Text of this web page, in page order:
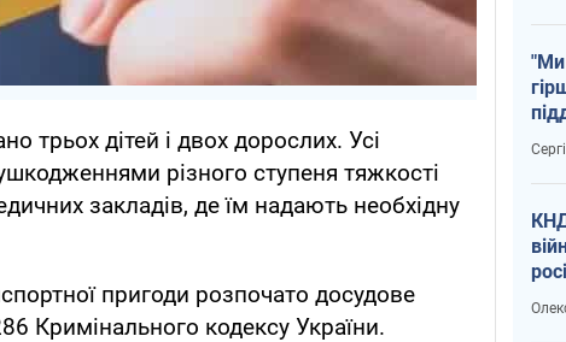
трьох дітей і двох дорослих. Усі
різного ступеня тяжкості
закладів, де їм надають необхідну
пригоди розпочато досудове
Кримінального кодексу України.
"Ми